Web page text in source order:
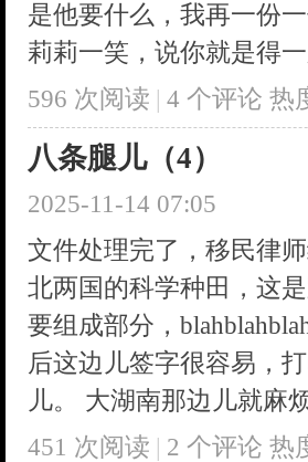
是他要什么，我再一份
莉莉一笑，说你就是得
596 次阅读 | 4 个评论 热
八条腿儿（4）
2025-11-14 07:05
文件处理完了，移民律
北两国的科学种田，这
要组成部分，
后这边儿签字很容易，
儿。 大湖南那边儿就麻
451 次阅读 | 2 个评论 热